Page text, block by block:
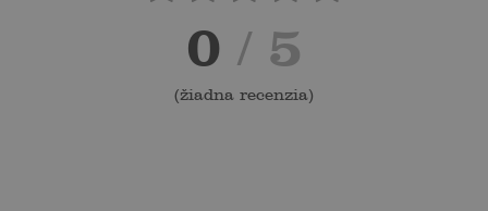
0 / 5
(žiadna recenzia)